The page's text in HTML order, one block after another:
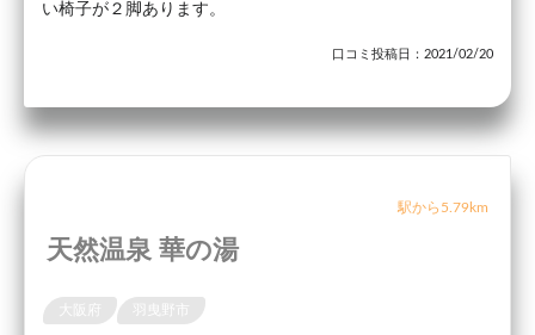
い椅子が２脚あります。
口コミ投稿日：2021/02/20
駅から5.79km
天然温泉 華の湯